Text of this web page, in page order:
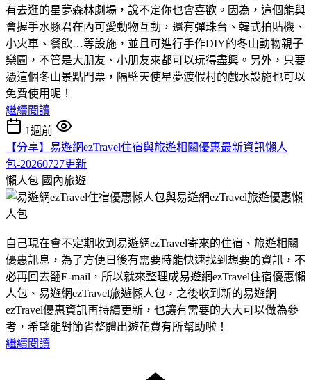
有去逛的星夢森林劇場，說不定你也會喜歡。因為，這個能與
會握手水豚君在內可愛動物互動，還有彈珠台、韓式拍貼機、
小火車、餐飲…等設施，並且可進行手作DIY的冬山動物親子
樂園，不管是大朋友、小朋友來都可以玩得盡興。另外，只要
憑這個冬山景點門票，隔壁天使星夢渡假村的戲水設施也可以
免費使用呢！
繼續閱讀
1週前
【分享】易遊網ezTravel住宿與旅遊相關優惠最新資訊懶人
包-20260727更新
懶人包 國內旅遊
自己現在會不定期收到易遊網ezTravel寄來的住宿、旅遊相關
優惠訊息，為了方便日後有需要時能快速找到想要的資訊，不
必再回去翻E-mail，所以就來整理成易遊網ezTravel住宿優惠懶
人包、易遊網ezTravel旅遊懶人包，之後收到新的易遊網
ezTravel優惠資訊再持續更新，也讓有需要的大大可以做為參
考，希望能對節省整體出遊花費有所幫助啦！
繼續閱讀